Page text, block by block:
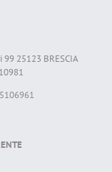
99 25123 BRESCIA